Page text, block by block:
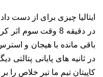
ایتالیا چیزی برای از دست
در دقیقه 8 وقت
باقی مانده با هیجان و
در ثانیه های پایانی پتالتی
کاپیتان تیم ما تیر خلاص را